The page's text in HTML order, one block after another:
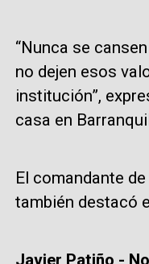
“Nunca se
no dejen esos
institución”,
casa en
El comandante
también destacó